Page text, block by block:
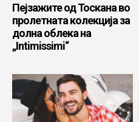
Пејзажите од Тоскана во
пролетната колекција за
долна облека на
„Intimissimi“